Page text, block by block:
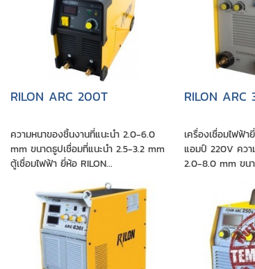
RILON ARC 200T
ความหนาของชิ้นงานที่แนะนำ 2.0-6.0
mm ขนาดธูปเชื่อมที่แนะนำ 2.5-3.2 mm
ตู้เชื่อมไฟฟ้า ยี่ห้อ RILON...
RILON ARC
เครื่องเชื่อมไฟฟ้
แอมป์ 220V ควา
2.0-8.0 mm ขนา